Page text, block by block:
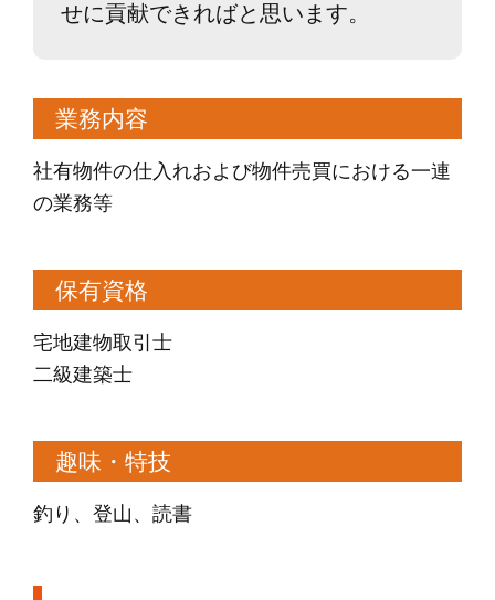
せに貢献できればと思います。
業務内容
社有物件の仕入れおよび物件売買における一連
の業務等
保有資格
宅地建物取引士
二級建築士
趣味・特技
釣り、登山、読書